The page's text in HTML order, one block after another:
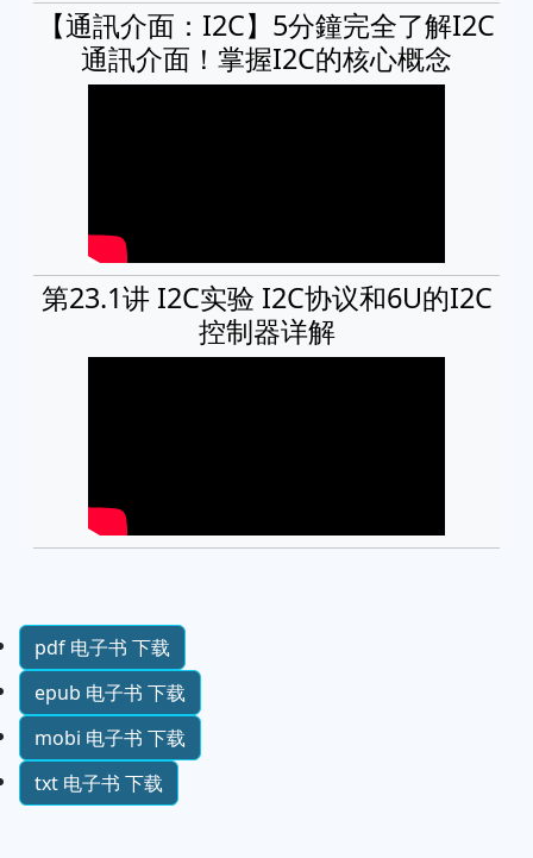
【通訊介面：I2C】5分鐘完全了解I2C
通訊介面！掌握I2C的核心概念
第23.1讲 I2C实验 I2C协议和6U的I2C
控制器详解
pdf 电子书 下载
epub 电子书 下载
mobi 电子书 下载
txt 电子书 下载